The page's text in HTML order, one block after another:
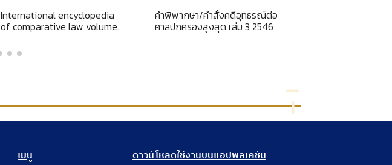
International encyclopedia
of comparative law volume
คำพิพากษา/คำสั่งคดีอุทธรณ์ต่อ
ศาลปกครองสูงสุด เล่ม 3 2546
เมนู
ดาวน์โหลดใช้งานบนแอปพลิเคชัน